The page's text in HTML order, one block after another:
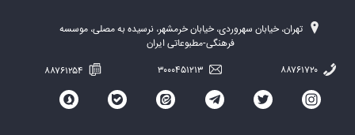
تهران، خیابان سهروردی، خیابان خرمشهر، نرسیده به مصلی، موسسه
فرهنگی-مطبوعاتی ایران